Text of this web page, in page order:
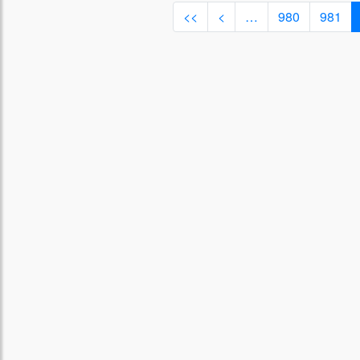
<< < … 980 981